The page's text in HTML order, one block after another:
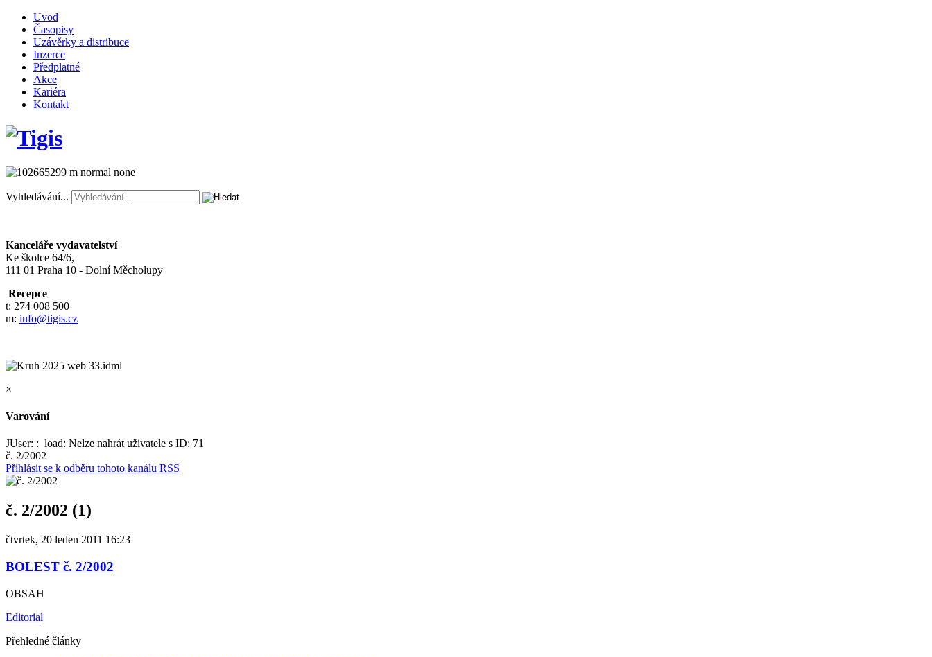
Uvod
Časopisy
Uzávěrky a distribuce
Inzerce
Předplatné
Akce
Kariéra
Kontakt
Vyhledávání...
Kanceláře vydavatelství
Ke školce 64/6,
111 01 Praha 10 - Dolní Měcholupy
Recepce
t: 274 008 500
m: info@tigis.cz
×
Varování
JUser: :_load: Nelze nahrát uživatele s ID: 71
č. 2/2002
Přihlásit se k odběru tohoto kanálu RSS
č. 2/2002 (1)
čtvrtek, 20 leden 2011 16:23
BOLEST č. 2/2002
OBSAH
Editorial
Přehledné články